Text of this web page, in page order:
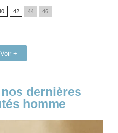
42 44 46
Voir +
dernières
homme